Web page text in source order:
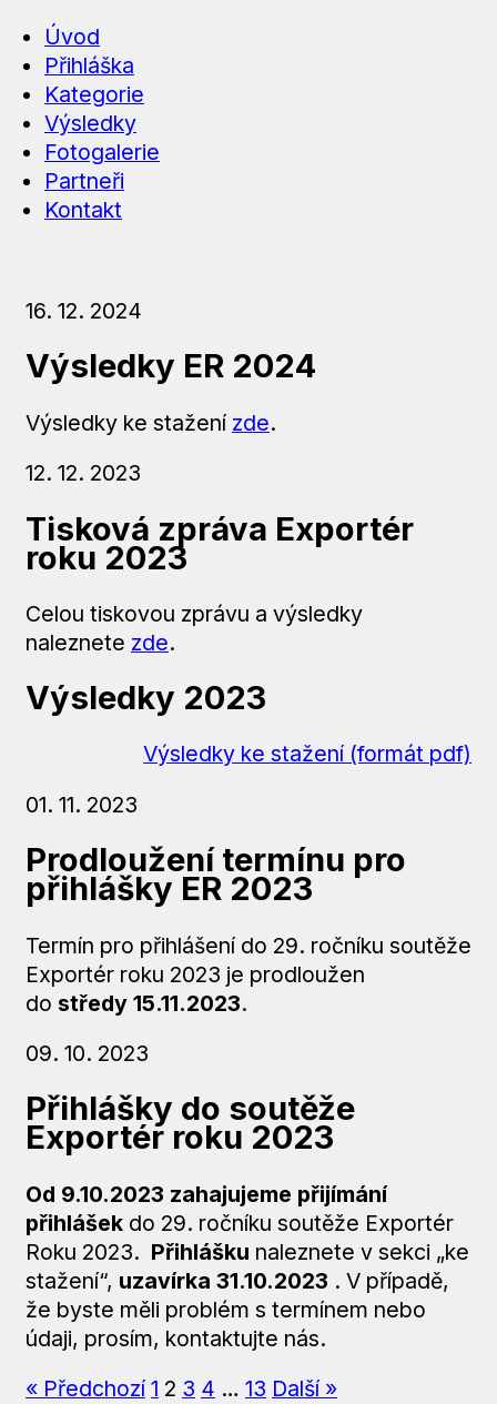
Úvod
Přihláška
Kategorie
Výsledky
Fotogalerie
Partneři
Kontakt
16. 12. 2024
Výsledky ER 2024
Výsledky ke stažení zde.
12. 12. 2023
Tisková zpráva Exportér
roku 2023
Celou tiskovou zprávu a výsledky
naleznete zde.
Výsledky 2023
Výsledky ke stažení (formát pdf)
01. 11. 2023
Prodloužení termínu pro
přihlášky ER 2023
Termín pro přihlášení do 29. ročníku soutěže
Exportér roku 2023 je prodloužen
do středy 15.11.2023.
09. 10. 2023
Přihlášky do soutěže
Exportér roku 2023
Od 9.10.2023 zahajujeme přijímání
přihlášekdo 29. ročníku soutěže Exportér
Roku 2023. Přihlášku naleznete v sekci „ke
stažení“, uzavírka 31.10.2023 . V případě,
že byste měli problém s termínem nebo
údaji, prosím, kontaktujte nás.
« Předchozí 1 2 3 4 … 13 Další »